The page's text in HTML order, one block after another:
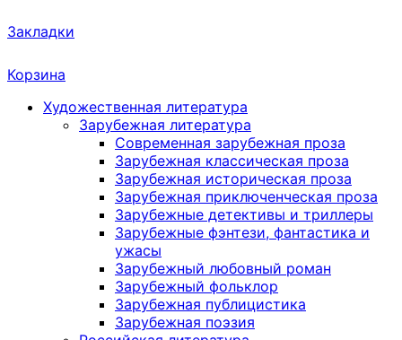
Закладки
Корзина
Художественная литература
Зарубежная литература
Современная зарубежная проза
Зарубежная классическая проза
Зарубежная историческая проза
Зарубежная приключенческая проза
Зарубежные детективы и триллеры
Зарубежные фэнтези, фантастика и
ужасы
Зарубежный любовный роман
Зарубежный фольклор
Зарубежная публицистика
Зарубежная поэзия